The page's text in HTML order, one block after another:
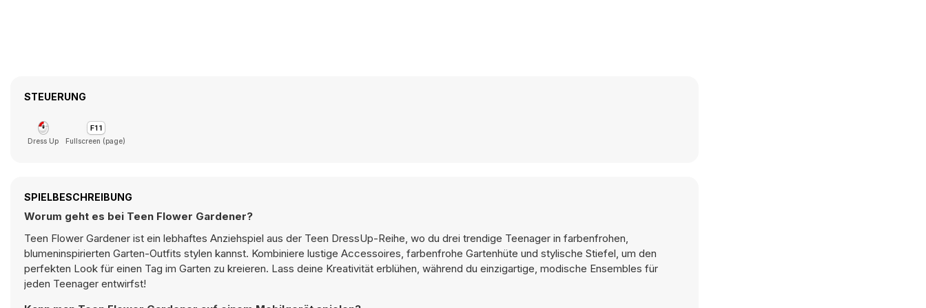
STEUERUNG
Dress Up Fullscreen (page)
SPIELBESCHREIBUNG
Worum geht es bei Teen Flower Gardener?
Teen Flower Gardener ist ein lebhaftes Anziehspiel aus der Teen DressUp-Reihe, wo du drei trendige Teenager in farbenfrohen,
blumeninspirierten Garten-Outfits stylen kannst. Kombiniere lustige Accessoires, farbenfrohe Gartenhüte und stylische Stiefel, um den
perfekten Look für einen Tag im Garten zu kreieren. Lass deine Kreativität erblühen, während du einzigartige, modische Ensembles für
jeden Teenager entwirfst!